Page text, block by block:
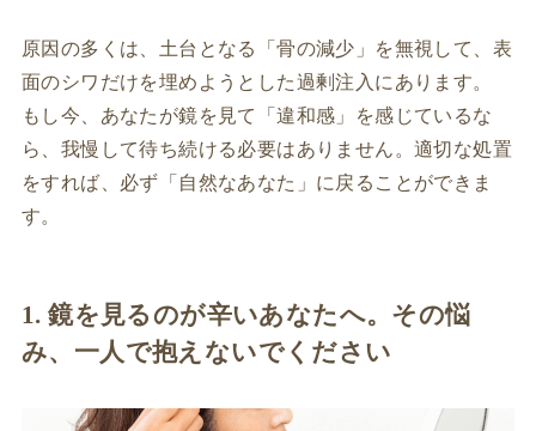
原因の多くは、土台となる「骨の減少」を無視して、表
面のシワだけを埋めようとした過剰注入にあります。
もし今、あなたが鏡を見て「違和感」を感じているな
ら、我慢して待ち続ける必要はありません。適切な処置
をすれば、必ず「自然なあなた」に戻ることができま
す。
1. 鏡を見るのが辛いあなたへ。その悩
み、一人で抱えないでください